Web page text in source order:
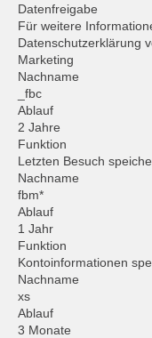
Datenfreigabe
Für weitere
Datenschutzerklärung
Marketing
Nachname
_fbc
Ablauf
2 Jahre
Funktion
Letzten Besuch
Nachname
fbm*
Ablauf
1 Jahr
Funktion
Kontoinformationen
Nachname
xs
Ablauf
3 Monate